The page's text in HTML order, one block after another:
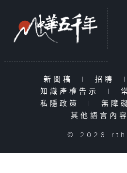
新聞稿 | 招聘 |
知識產權告示
|
私隱政策
| 無障
其他語言內
© 2026